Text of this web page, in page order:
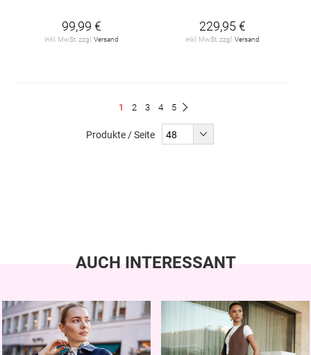
99,99 €
inkl. MwSt. zzgl. Versand
229,95 €
inkl. MwSt. zzgl. Versand
Du
1 Seite
2 Seite
3 Seite
4 Seite
5
Produkte / Seite
AUCH INTERESSANT